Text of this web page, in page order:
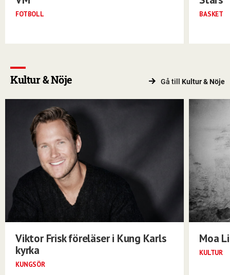
FOTBOLL BASKET
Kultur & Nöje Gå till Kultur & Nöje
Viktor Frisk föreläser i Kung Karls
kyrka
KUNGSÖR
Moa
KULTUR